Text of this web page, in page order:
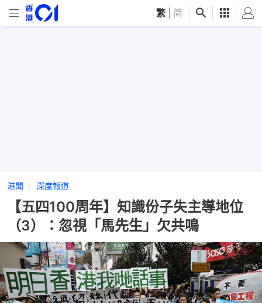
繁 简
港聞 深度報道
【五四100周年】知識份子失主導地位
（3）：忽視「馬先生」欠共鳴